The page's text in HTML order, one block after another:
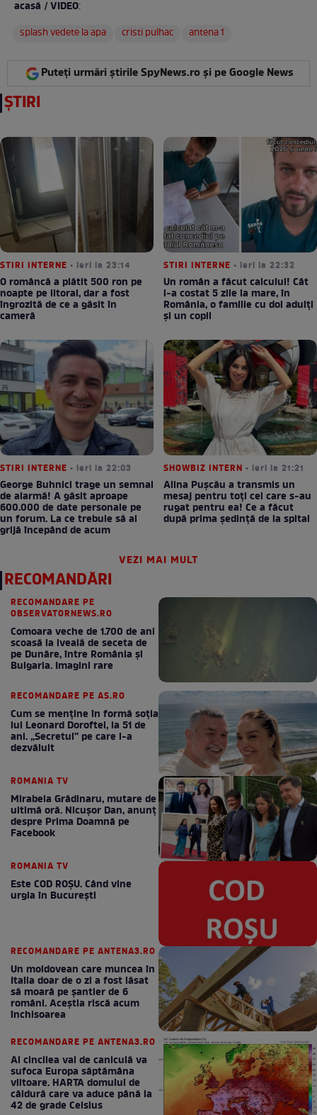
acasă / VIDEO:
splash vedete la apa
cristi pulhac antena 1
Puteți urmări știrile SpyNews.ro și pe Google News
ȘTIRI
STIRI INTERNE • ieri la 23:14
O româncă a plătit 500 ron pe
noapte pe litoral, dar a fost
îngrozită de ce a găsit în
cameră
STIRI INTERNE • ieri la 22:32
Un român a făcut calculul! Cât
l-a costat 5 zile la mare, în
România, o familie cu doi adulți
și un copil
STIRI INTERNE • ieri la 22:03
George Buhnici trage un semnal
de alarmă! A găsit aproape
600.000 de date personale pe
un forum. La ce trebuie să ai
grijă începând de acum
SHOWBIZ INTERN • ieri la 21:21
Alina Pușcău a transmis un
mesaj pentru toți cei care s-au
rugat pentru ea! Ce a făcut
după prima ședință de la spital
VEZI MAI MULT
RECOMANDĂRI
RECOMANDARE PE
OBSERVATORNEWS.RO
Comoara veche de 1.700 de ani
scoasă la iveală de seceta de
pe Dunăre, între România şi
Bulgaria. Imagini rare
RECOMANDARE PE AS.RO
Cum se menţine în formă soţia
lui Leonard Doroftei, la 51 de
ani. „Secretul” pe care l-a
dezvăluit
ROMANIA TV
Mirabela Grădinaru, mutare de
ultimă oră. Nicuşor Dan, anunţ
despre Prima Doamnă pe
Facebook
ROMANIA TV
Este COD ROŞU. Când vine
urgia în Bucureşti
RECOMANDARE PE ANTENA3.RO
Un moldovean care muncea în
Italia doar de o zi a fost lăsat
să moară pe şantier de 6
români. Aceștia riscă acum
închisoarea
RECOMANDARE PE ANTENA3.RO
Al cincilea val de caniculă va
sufoca Europa săptămâna
viitoare. HARTA domului de
căldură care va aduce până la
42 de grade Celsius